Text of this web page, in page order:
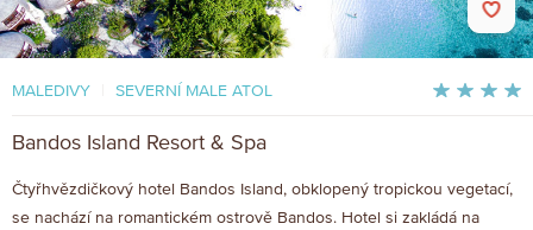
MALEDIVY SEVERNÍ MALE ATOL
Bandos Island Resort & Spa
Čtyřhvězdičkový hotel Bandos Island, obklopený tropickou vegetací,
se nachází na romantickém ostrově Bandos. Hotel si zakládá na